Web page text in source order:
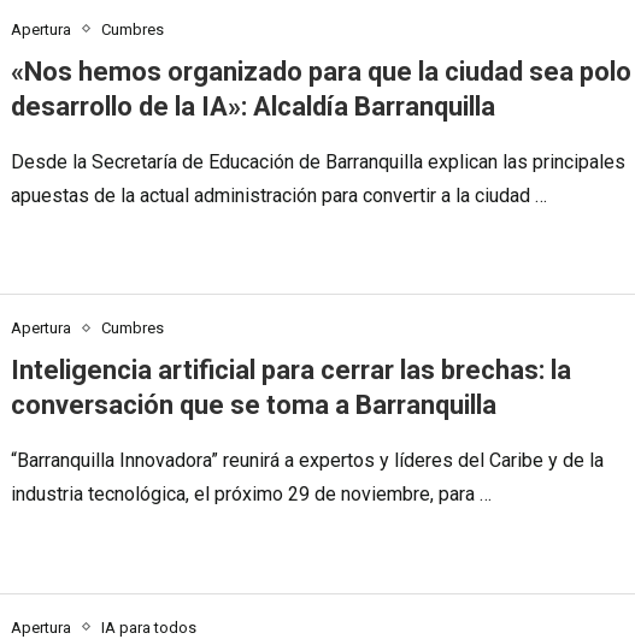
Apertura Cumbres
«Nos hemos organizado para que la ciudad sea
desarrollo de la IA»: Alcaldía Barranquilla
Desde la Secretaría de Educación de Barranquilla explican las principales
apuestas de la actual administración para convertir a la ciudad …
Apertura Cumbres
Inteligencia artificial para cerrar las brechas: la
conversación que se toma a Barranquilla
“Barranquilla Innovadora” reunirá a expertos y líderes del Caribe y de la
industria tecnológica, el próximo 29 de noviembre, para …
Apertura IA para todos